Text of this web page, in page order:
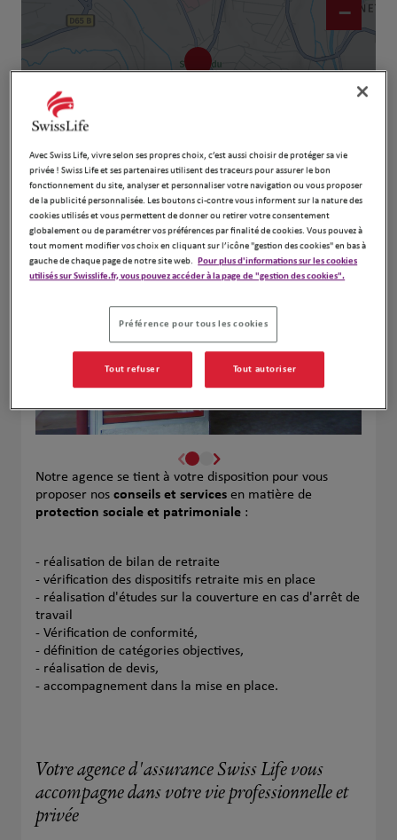
−
Leaflet| Map ©2026HERE
Naviguer Itinéraire
Notre agence se tient à votre disposition pour vous
proposer nos conseils et services en matière de
protection sociale et patrimoniale :
- réalisation de bilan de retraite
- vérification des dispositifs retraite mis en place
- réalisation d'études sur la couverture en cas d'arrêt de
travail
- Vérification de conformité,
- définition de catégories objectives,
- réalisation de devis,
- accompagnement dans la mise en place.
Votre agence d'assurance Swiss Life vous
accompagne dans votre vie professionnelle et
privée
Avec Swiss Life, vivre selon ses propres choix, c’est aussi choisir de protéger sa vie
privée ! Swiss Life et ses partenaires utilisent des traceurs pour assurer le bon
fonctionnement du site, analyser et personnaliser votre navigation ou vous proposer
de la publicité personnalisée. Les boutons ci-contre vous informent sur la nature des
cookies utilisés et vous permettent de donner ou retirer votre consentement
globalement ou de paramétrer vos préférences par finalité de cookies. Vous pouvez à
tout moment modifier vos choix en cliquant sur l’icône "gestion des cookies" en bas à
gauche de chaque page de notre site web. Pour plus d'informations sur les cookies
utilisés sur Swisslife.fr, vous pouvez accéder à la page de "gestion des cookies".
Préférence pour tous les cookies
Tout refuser Tout autoriser